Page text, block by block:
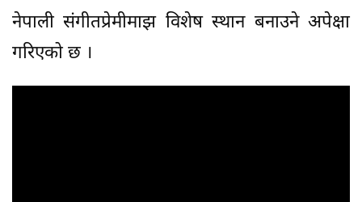
नेपाली संगीतप्रेमीमाझ विशेष स्थान बनाउने अपेक्षा
गरिएको छ ।